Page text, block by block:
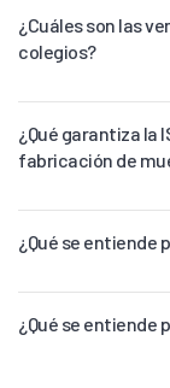
¿Cuáles son las
colegios?
¿Qué garantiza la
fabricación de
¿Qué se entiende
¿Qué se entiende